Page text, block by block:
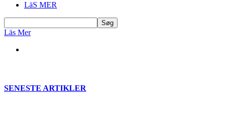
LäS MER
Läs Mer
SENESTE ARTIKLER